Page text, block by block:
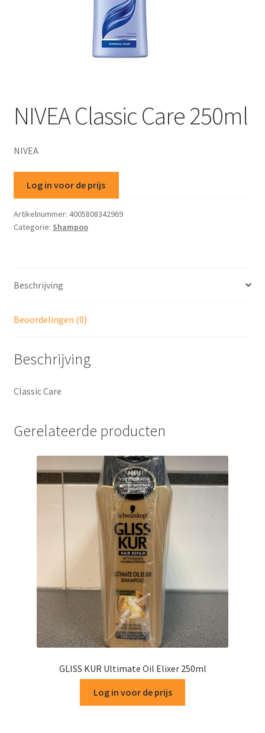
NIVEA Classic Care 250ml
NIVEA
Log in voor de prijs
Artikelnummer: 4005808342969
Categorie: Shampoo
Beschrijving
Beoordelingen (0)
Beschrijving
Classic Care
Gerelateerde producten
GLISS KUR Ultimate Oil Elixer 250ml
Log in voor de prijs